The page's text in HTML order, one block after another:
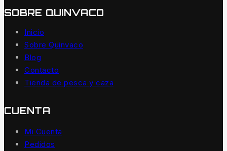
SOBRE QUINVACO
Inicio
Sobre Quinvaco
Blog
Contacto
Tienda de pesca y caza
CUENTA
Mi Cuenta
Pedidos